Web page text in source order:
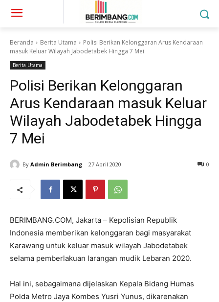
Beranda Berita Utama
Polisi Berikan Kelonggaran Arus Kendaraan
masuk Keluar Wilayah Jabodetabek Hingga 7 Mei
Berita Utama
Polisi Berikan Kelonggaran
Arus Kendaraan masuk Keluar
Wilayah Jabodetabek Hingga
7 Mei
By Admin Berimbang 27 April 2020 0
BERIMBANG.COM, Jakarta – Kepolisian Republik
Indonesia memberikan kelonggaran bagi masyarakat
Karawang untuk keluar masuk wilayah Jabodetabek
selama pemberlakuan larangan mudik Lebaran 2020.
Hal ini, sebagaimana dijelaskan Kepala Bidang Humas
Polda Metro Jaya Kombes Yusri Yunus, dikarenakan